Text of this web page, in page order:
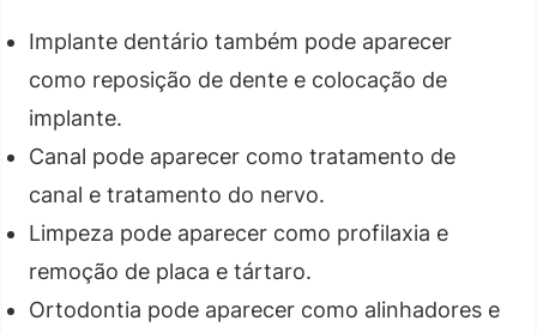
Implante dentário também pode aparecer
como reposição de dente e colocação de
implante.
Canal pode aparecer como tratamento de
canal e tratamento do nervo.
Limpeza pode aparecer como profilaxia e
remoção de placa e tártaro.
Ortodontia pode aparecer como alinhadores e